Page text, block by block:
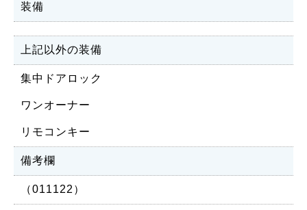
装備
上記以外の装備
集中ドアロック
ワンオーナー
リモコンキー
備考欄
（011122）